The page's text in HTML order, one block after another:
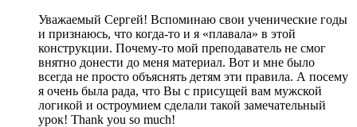
Уважаемый Сергей! Вспоминаю свои ученические годы
и признаюсь, что когда-то и я «плавала» в этой
конструкции. Почему-то мой преподаватель не смог
внятно донести до меня материал. Вот и мне было
всегда не просто объяснять детям эти правила. А посему
я очень была рада, что Вы с присущей вам мужской
логикой и остроумием сделали такой замечательный
урок! Thank you so much!